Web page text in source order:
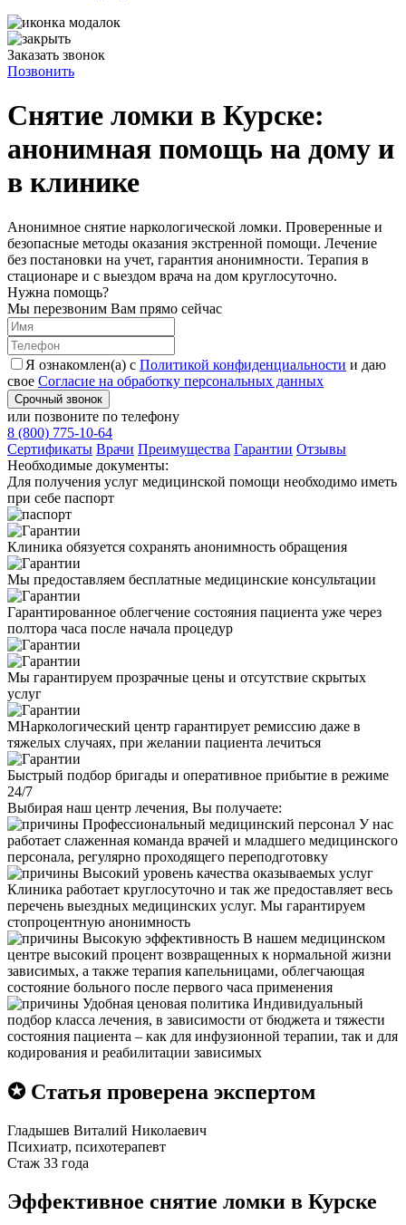
Заказать звонок
Позвонить
Снятие ломки в Курске:
анонимная помощь на дому и
в клинике
Анонимное снятие наркологической ломки. Проверенные и
безопасные методы оказания экстренной помощи. Лечение
без постановки на учет, гарантия анонимности. Терапия в
стационаре и с выездом врача на дом круглосуточно.
Нужна помощь?
Мы перезвоним Вам прямо сейчас
Я ознакомлен(а) с Политикой конфиденциальности и даю
свое Согласие на обработку персональных данных
Срочный звонок
или позвоните по телефону
8 (800) 775-10-64
Cертификаты Врачи Преимущества Гарантии Отзывы
Необходимые документы:
Для получения услуг медицинской помощи необходимо иметь
при себе паспорт
Клиника обязуется сохранять анонимность обращения
Мы предоставляем бесплатные медицинские консультации
Гарантированное облегчение состояния пациента уже через
полтора часа после начала процедур
Мы гарантируем прозрачные цены и отсутствие скрытых
услуг
МНаркологический центр гарантирует ремиссию даже в
тяжелых случаях, при желании пациента лечиться
Быстрый подбор бригады и оперативное прибытие в режиме
24/7
Выбирая наш центр лечения, Вы получаете:
Профессиональный медицинский персонал У нас
работает слаженная команда врачей и младшего медицинского
персонала, регулярно проходящего переподготовку
Высокий уровень качества оказываемых услуг
Клиника работает круглосуточно и так же предоставляет весь
перечень выездных медицинских услуг. Мы гарантируем
стопроцентную анонимность
Высокую эффективность В нашем медицинском
центре высокий процент возвращенных к нормальной жизни
зависимых, а также терапия капельницами, облегчающая
состояние больного после первого часа применения
Удобная ценовая политика Индивидуальный
подбор класса лечения, в зависимости от бюджета и тяжести
состояния пациента – как для инфузионной терапии, так и для
кодирования и реабилитации зависимых
✪ Статья проверена экспертом
Гладышев Виталий Николаевич
Психиатр, психотерапевт
Стаж 33 года
Эффективное снятие ломки в Курске